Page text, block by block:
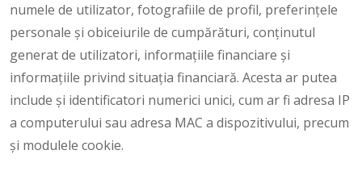
numele de utilizator, fotografiile de profil, preferințele
personale și obiceiurile de cumpărături, conținutul
generat de utilizatori, informațiile financiare și
informațiile privind situația financiară. Acesta ar putea
include și identificatori numerici unici, cum ar fi adresa IP
a computerului sau adresa MAC a dispozitivului, precum
și modulele cookie.